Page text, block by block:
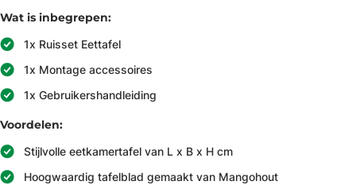
Wat is inbegrepen:
1x Ruisset Eettafel
1x Montage accessoires
1x Gebruikershandleiding
Voordelen:
Stijlvolle eetkamertafel van L x B x H cm
Hoogwaardig tafelblad gemaakt van Mangohout